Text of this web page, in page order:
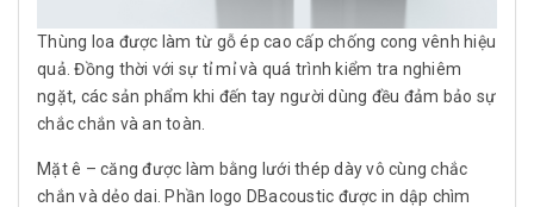
Thùng loa được làm từ gỗ ép cao cấp chống cong vênh hiệu
quả. Đồng thời với sự tỉ mỉ và quá trình kiểm tra nghiêm
ngặt, các sản phẩm khi đến tay người dùng đều đảm bảo sự
chắc chắn và an toàn.
Mặt ê – căng được làm bằng lưới thép dày vô cùng chắc
chắn và dẻo dai. Phần logo DBacoustic được in dập chìm